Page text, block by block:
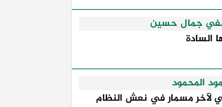
جمال حسين
السادة
المحمود
لآخر مسمار في نعش النظام